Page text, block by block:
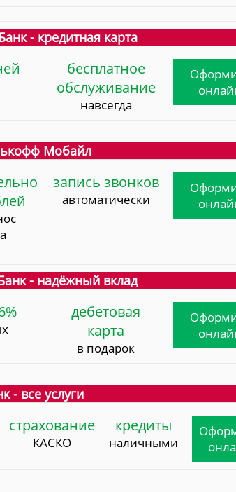
- кредитная карта
бесплатное
обслуживание
навсегда
Мобайл
запись звонков
автоматически
- надёжный вклад
дебетовая
карта
в подарок
- все услуги
страхование
КАСКО
кредиты
наличными